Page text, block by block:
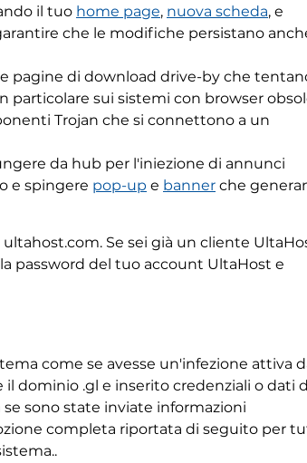
il tuo home page, nuova scheda, e
che le modifiche persistano
pagine di download drive-by che
particolare sui sistemi con browser
Trojan che si connettono a un
da hub per l'iniezione di annunci
e spingere pop-up e banner che
Se sei già un cliente
password del tuo account UltaHost e
come se avesse un'infezione attiva
dominio .gl e inserito credenziali o dati
sono state inviate informazioni
completa riportata di seguito per